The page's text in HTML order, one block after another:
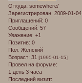
Откуда: somewhere/
Зарегистрирован: 2009-01-04
Приглашений: 0
Сообщений: 57
Уважение: +1
Позитив: 0
Пол: Женский
Возраст: 31 [1995-01-15]
Провел на форуме:
1 день 3 часа
Последний визит: